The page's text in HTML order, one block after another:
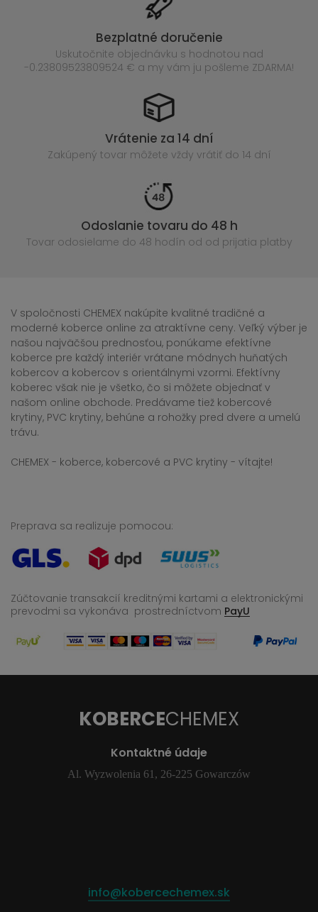
Bezplatné doručenie
Uskutočnite objednávku s hodnotou nad
-0.23809523809524 € a my vám ju pošleme ZDARMA!
Vrátenie za 14 dní
Zakúpený tovar môžete vždy vrátiť do 14 dní
Odoslanie tovaru do 48 h
Tovar odosielame do 48 hodín od od prijatia platby
V spoločnosti CHEMEX nakúpite kvalitné tradičné a
moderné koberce online za atraktívne ceny. Veľký výber je
našou najväčšou prednosťou, ponúkame efektívne
koberce pre každý interiér vrátane módnych huňatých
kobercov a kobercov s orientálnymi vzormi. Efektívny
koberec však nie je všetko, čo si môžete objednať v
našom online obchode. Predávame tiež kobercové
krytiny, PVC krytiny, behúne a rohožky pred dvere a umelú
trávu.
CHEMEX - koberce, kobercové a PVC krytiny - vítajte!
Preprava sa realizuje pomocou:
Zúčtovanie transakcií kreditnými kartami a elektronickými
prevodmi sa vykonáva prostredníctvom PayU
KOBERCECHEMEX
Kontaktné údaje
Al. Wyzwolenia 61, 26-225 Gowarczów
info@kobercechemex.sk